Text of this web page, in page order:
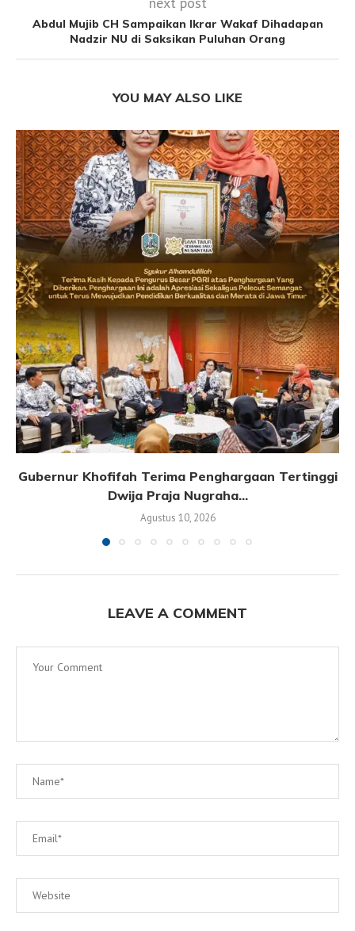
Abdul Mujib CH Sampaikan Ikrar Wakaf Dihadapan
Nadzir NU di Saksikan Puluhan Orang
YOU MAY ALSO LIKE
Gubernur Khofifah Terima Penghargaan Tertinggi
Dwija Praja Nugraha...
Agustus 10, 2026
LEAVE A COMMENT